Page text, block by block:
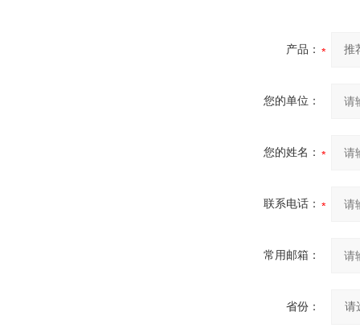
产品：
您的单位：
您的姓名：
联系电话：
常用邮箱：
省份：